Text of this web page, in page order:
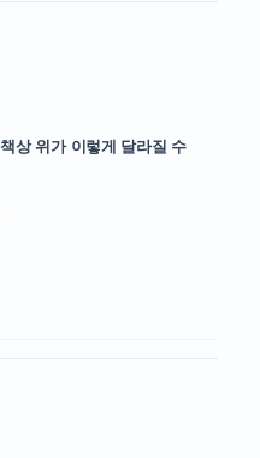
상 위가 이렇게 달라질 수